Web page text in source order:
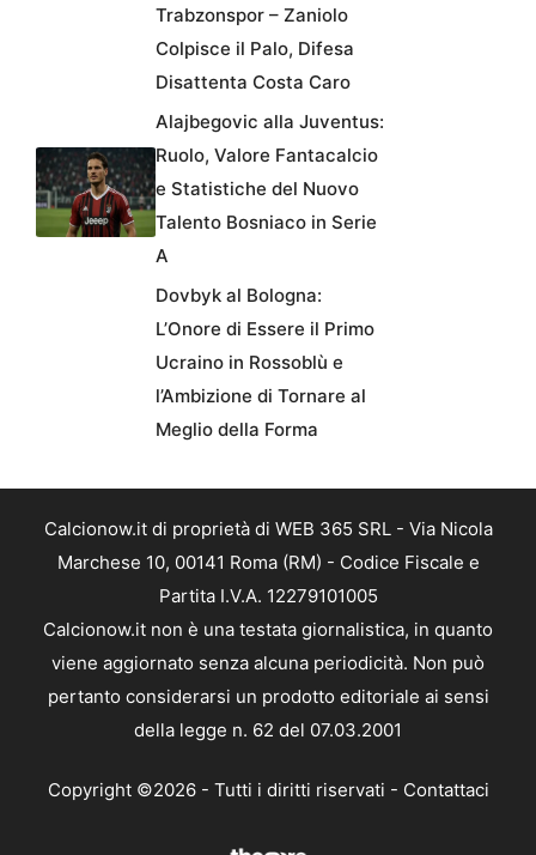
Trabzonspor – Zaniolo
Colpisce il Palo, Difesa
Disattenta Costa Caro
Alajbegovic alla Juventus:
Ruolo, Valore Fantacalcio
e Statistiche del Nuovo
Talento Bosniaco in Serie
A
Dovbyk al Bologna:
L’Onore di Essere il Primo
Ucraino in Rossoblù e
l’Ambizione di Tornare al
Meglio della Forma
Calcionow.it di proprietà di WEB 365 SRL - Via Nicola
Marchese 10, 00141 Roma (RM) - Codice Fiscale e
Partita I.V.A. 12279101005
Calcionow.it non è una testata giornalistica, in quanto
viene aggiornato senza alcuna periodicità. Non può
pertanto considerarsi un prodotto editoriale ai sensi
della legge n. 62 del 07.03.2001
Copyright ©2026 - Tutti i diritti riservati - Contattaci